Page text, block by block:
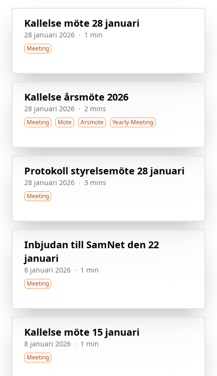
Kallelse möte 28 januari
28 januari 2026 · 1 min
Meeting
Kallelse årsmöte 2026
28 januari 2026 · 2 mins
Meeting Mote Arsmote Yearly-Meeting
Protokoll styrelsemöte 28 januari
28 januari 2026 · 3 mins
Meeting
Inbjudan till SamNet den 22
januari
8 januari 2026 · 1 min
Meeting
Kallelse möte 15 januari
8 januari 2026 · 1 min
Meeting